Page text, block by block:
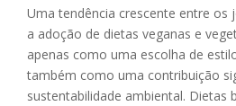
Uma tendência crescente entre os
a adoção de dietas veganas e
apenas como uma escolha de
também como uma contribuição
sustentabilidade ambiental. Dietas